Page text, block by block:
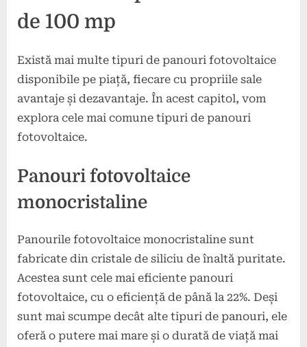
de 100 mp
Există mai multe tipuri de panouri fotovoltaice
disponibile pe piață, fiecare cu propriile sale
avantaje și dezavantaje. În acest capitol, vom
explora cele mai comune tipuri de panouri
fotovoltaice.
Panouri fotovoltaice
monocristaline
Panourile fotovoltaice monocristaline sunt
fabricate din cristale de siliciu de înaltă puritate.
Acestea sunt cele mai eficiente panouri
fotovoltaice, cu o eficiență de până la 22%. Deși
sunt mai scumpe decât alte tipuri de panouri, ele
oferă o putere mai mare și o durată de viață mai